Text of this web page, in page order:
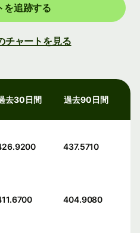
を追跡する
チャートを見る
去30日間 過去90日間
437.5710
404.9080